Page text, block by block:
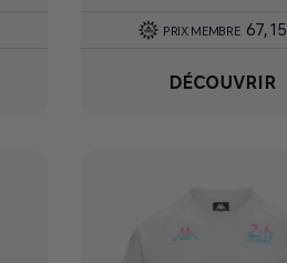
PRIX MEMBRE
DÉCOUVRIR